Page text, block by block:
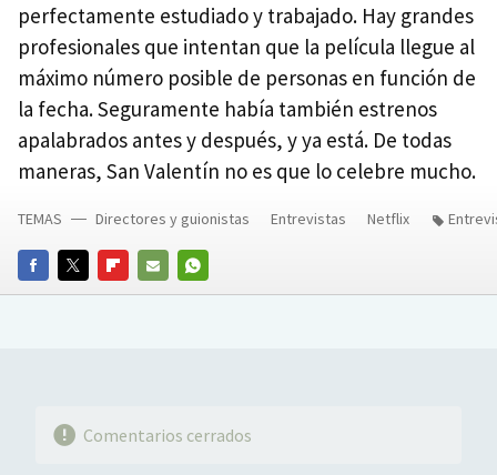
perfectamente estudiado y trabajado. Hay grandes
profesionales que intentan que la película llegue al
máximo número posible de personas en función de
la fecha. Seguramente había también estrenos
apalabrados antes y después, y ya está. De todas
maneras, San Valentín no es que lo celebre mucho.
FACEBOOKTWITTERFLIPBOARD
E-
WHATSAPP
TEMAS Directores y guionistas Entrevistas Netflix
Comentarios cerrados